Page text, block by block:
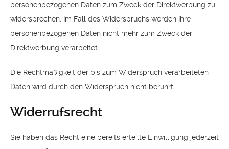
personenbezogenen Daten zum Zweck der Direktwerbung zu
widersprechen. Im Fall des Widerspruchs werden Ihre
personenbezogenen Daten nicht mehr zum Zweck der
Direktwerbung verarbeitet.
Die Rechtmäßigkeit der bis zum Widerspruch verarbeiteten
Daten wird durch den Widerspruch nicht berührt.
Widerrufsrecht
Sie haben das Recht eine bereits erteilte Einwilligung jederzeit